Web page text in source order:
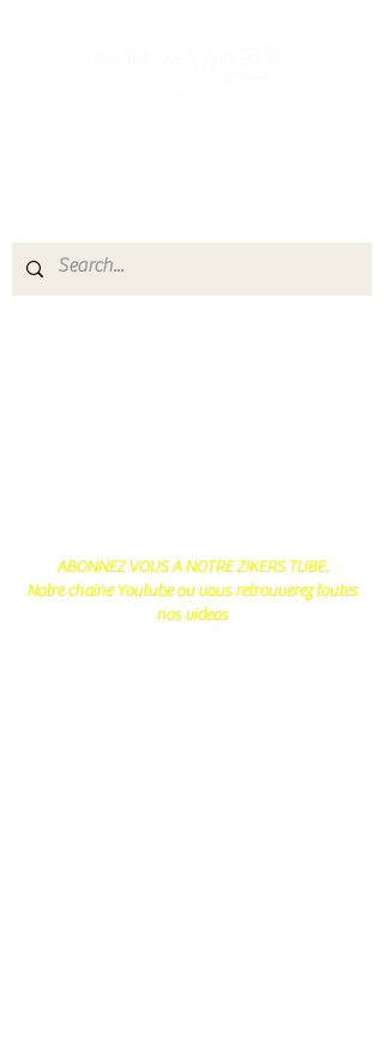
ABONNEZ VOUS A NOTRE ZIKERS TUBE.
Notre chaine Youtube ou vous retrouverez toutes
nos videos